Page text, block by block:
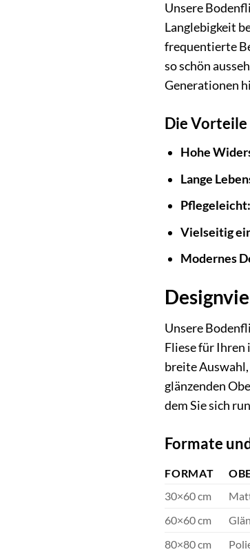
Unsere
Langlebigkeit
frequentierte
so schön
Generationen
Die Vorteile
Hohe
Lange
Pflegeleicht:
Vielseitig
Modernes
Unsere
Fliese für Ihren
breite
glänzenden
dem Sie sich
Formate
FORMAT
30×60 cm
60×60 cm
80×80 cm